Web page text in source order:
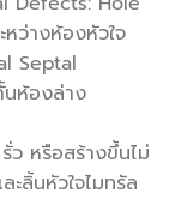
ว่างห้องหัวใจ
Septal
ห้องล่าง
ว หรือสร้างขึ้นไม่
ลิ้นหัวใจไมทรัล